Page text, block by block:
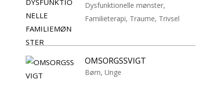
Dysfunktionelle mønster,
Familieterapi, Traume, Trivsel
OMSORGSSVIGT
Børn,Unge